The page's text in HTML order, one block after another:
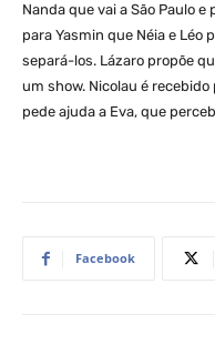
Nanda que vai a São Paulo
para Yasmin que Néia e Léo
separá-los. Lázaro propõe
um show. Nicolau é
pede ajuda a Eva, que
Facebook